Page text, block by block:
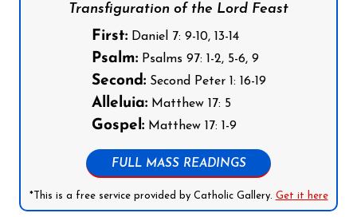
Transfiguration of the Lord Feast
First:Daniel 7: 9-10, 13-14
Psalm:Psalms 97: 1-2, 5-6, 9
Second:Second Peter 1: 16-19
Alleluia:Matthew 17: 5
Gospel:Matthew 17: 1-9
FULL MASS READINGS
*This is a free service provided by Catholic Gallery. Get it here